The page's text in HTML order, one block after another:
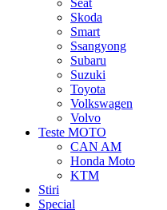
Seat
Skoda
Smart
Ssangyong
Subaru
Suzuki
Toyota
Volkswagen
Volvo
Teste MOTO
CAN AM
Honda Moto
KTM
Stiri
Special